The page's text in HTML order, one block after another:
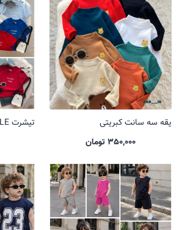
یقه سه سانت کبریتی
350,000 تومان
تیشرت SMILE